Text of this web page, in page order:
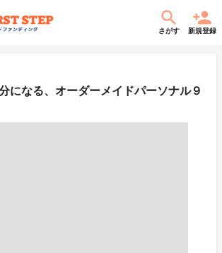
さがす 新規登録
になる、オーダーメイドパーソナル９